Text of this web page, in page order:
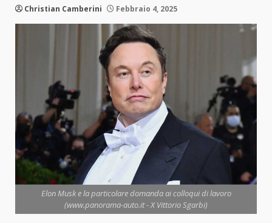
Christian Camberini Febbraio 4, 2025
Elon Musk e la particolare domanda ai colloqui di lavoro
(www.panorama-auto.it - X Vittorio Sgarbi)